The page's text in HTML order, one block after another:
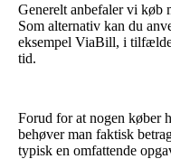
Generelt anbefaler vi køb
Som alternativ kan du
eksempel ViaBill, i
tid.
Forud for at nogen køber
behøver man faktisk
typisk en omfattende